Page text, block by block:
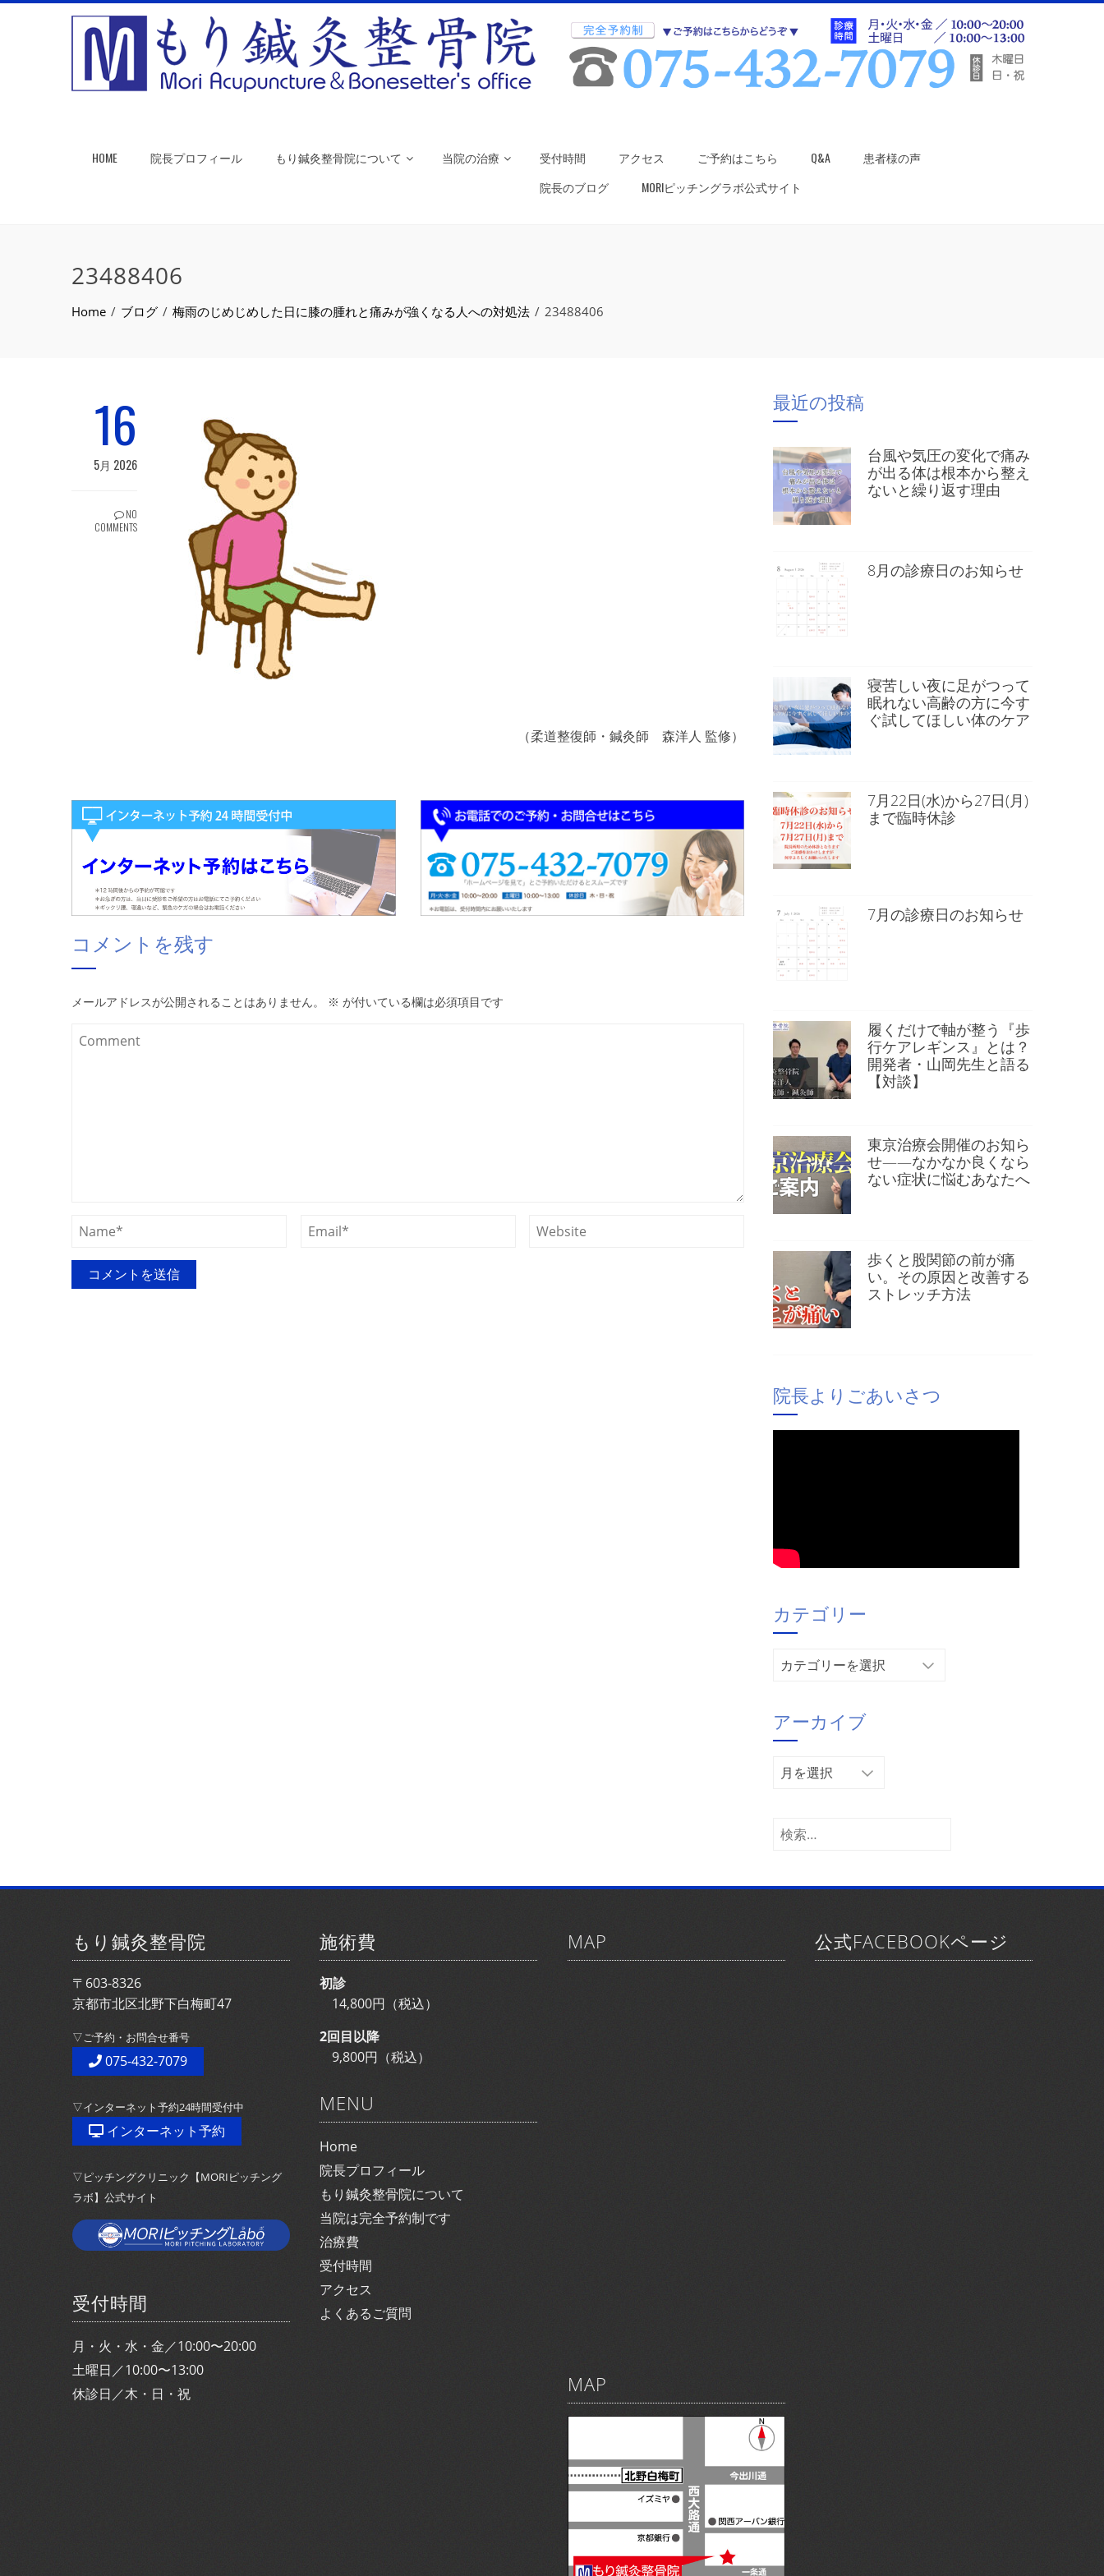
HOME 院長プロフィール もり鍼灸整骨院について 当院の治療 受付時間 アクセス ご予約はこちら Q&A
患者様の声
院長のブログ
MORIピッチングラボ公式サイト
23488406
Home ブログ 梅雨のじめじめした日に膝の腫れと痛みが強くなる人への対処法 23488406
16
5月 2026
NO
COMMENTS
（柔道整復師・鍼灸師 森洋人 監修）
コメントを残す
メールアドレスが公開されることはありません。 ※ が付いている欄は必須項目です
最近の投稿
台風や気圧の変化で痛み
が出る体は根本から整え
ないと繰り返す理由
8月の診療日のお知らせ
寝苦しい夜に足がつって
眠れない高齢の方に今す
ぐ試してほしい体のケア
7月22日(水)から27日(月)
まで臨時休診
7月の診療日のお知らせ
履くだけで軸が整う『歩
行ケアレギンス』とは？
開発者・山岡先生と語る
【対談】
東京治療会開催のお知ら
せ——なかなか良くなら
ない症状に悩むあなたへ
歩くと股関節の前が痛
い。その原因と改善する
ストレッチ方法
院長よりごあいさつ
カテゴリー
カ
リ
ー
アーカイブ
ア
イ
検
もり鍼灸整骨院
〒603-8326
京都市北区北野下白梅町47
▽ご予約・お問合せ番号
075-432-7079
▽インターネット予約24時間受付中
インターネット予約
▽ピッチングクリニック【MORIピッチング
ラボ】公式サイト
受付時間
月・火・水・金／10:00〜20:00
土曜日／10:00〜13:00
休診日／木・日・祝
施術費
初診
14,800円（税込）
2回目以降
9,800円（税込）
MENU
Home
院長プロフィール
もり鍼灸整骨院について
当院は完全予約制です
治療費
受付時間
アクセス
よくあるご質問
MAP
MAP
公式FACEBOOKページ